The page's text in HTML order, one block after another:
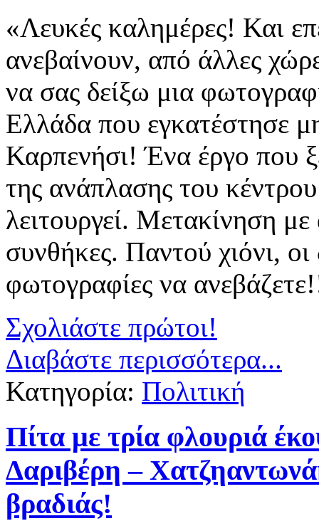
«Λευκές καλημέρες! Και
ανεβαίνουν, από άλλες
να σας δείξω μια
Ελλάδα που εγκατέστησε
Καρπενήσι! Ένα έργο που
της ανάπλασης του
λειτουργεί. Μετακίνηση
συνθήκες. Παντού χιόνι,
φωτογραφίες να
Σχολιάστε πρώτοι!
Διαβάστε περισσότερα...
Κατηγορία: Πολιτική
Πίτα με τρία φλουριά
Δαριβέρη –
βραδιάς!